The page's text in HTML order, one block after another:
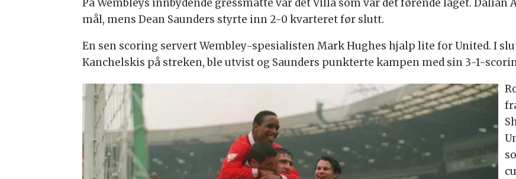
På Wembleys innbydende gressmatte var det Villa som var det førende laget. Dalian
mål, mens Dean Saunders styrte inn 2-0 kvarteret før slutt.
En sen scoring servert Wembley-spesialisten Mark Hughes hjalp lite for United. I
Kanchelskis på streken, ble utvist og Saunders punkterte kampen med sin 3-1-